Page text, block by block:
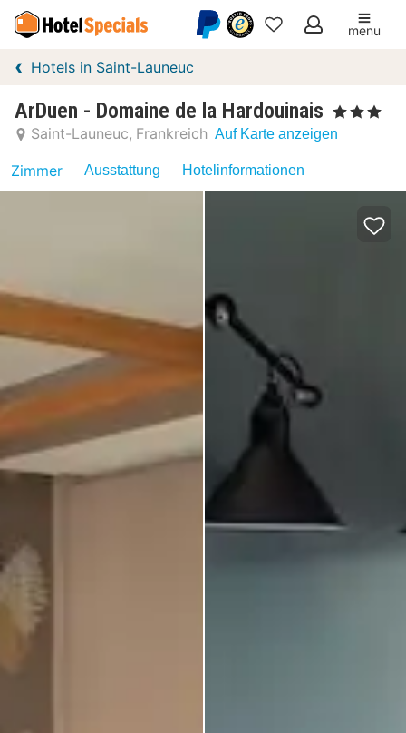
Meine
menu
Hotels in Saint-Launeuc
ArDuen - Domaine de la Hardouinais , 3 Sterne
Saint-Launeuc Frankreich Auf Karte anzeigen
Zimmer Ausstattung Hotelinformationen